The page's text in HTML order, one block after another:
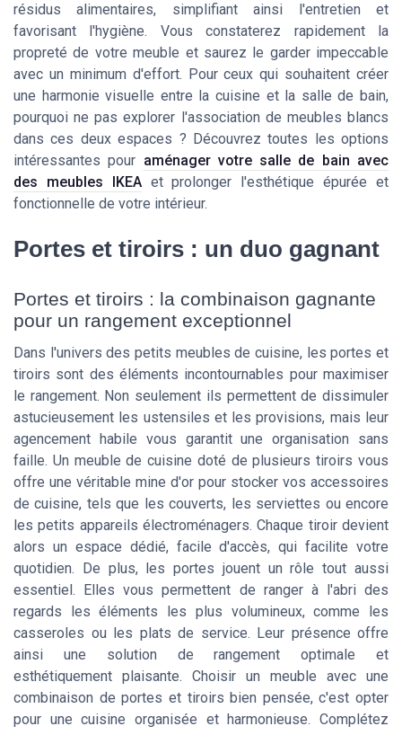
résidus alimentaires, simplifiant ainsi l'entretien et
favorisant l'hygiène. Vous constaterez rapidement la
propreté de votre meuble et saurez le garder impeccable
avec un minimum d'effort. Pour ceux qui souhaitent créer
une harmonie visuelle entre la cuisine et la salle de bain,
pourquoi ne pas explorer l'association de meubles blancs
dans ces deux espaces ? Découvrez toutes les options
intéressantes pour aménager votre salle de bain avec
des meubles IKEAet prolonger l'esthétique épurée et
fonctionnelle de votre intérieur.
Portes et tiroirs : un duo gagnant
Portes et tiroirs : la combinaison gagnante
pour un rangement exceptionnel
Dans l'univers des petits meubles de cuisine, les portes et
tiroirs sont des éléments incontournables pour maximiser
le rangement. Non seulement ils permettent de dissimuler
astucieusement les ustensiles et les provisions, mais leur
agencement habile vous garantit une organisation sans
faille. Un meuble de cuisine doté de plusieurs tiroirs vous
offre une véritable mine d'or pour stocker vos accessoires
de cuisine, tels que les couverts, les serviettes ou encore
les petits appareils électroménagers. Chaque tiroir devient
alors un espace dédié, facile d'accès, qui facilite votre
quotidien. De plus, les portes jouent un rôle tout aussi
essentiel. Elles vous permettent de ranger à l'abri des
regards les éléments les plus volumineux, comme les
casseroles ou les plats de service. Leur présence offre
ainsi une solution de rangement optimale et
esthétiquement plaisante. Choisir un meuble avec une
combinaison de portes et tiroirs bien pensée, c'est opter
pour une cuisine organisée et harmonieuse. Complétez